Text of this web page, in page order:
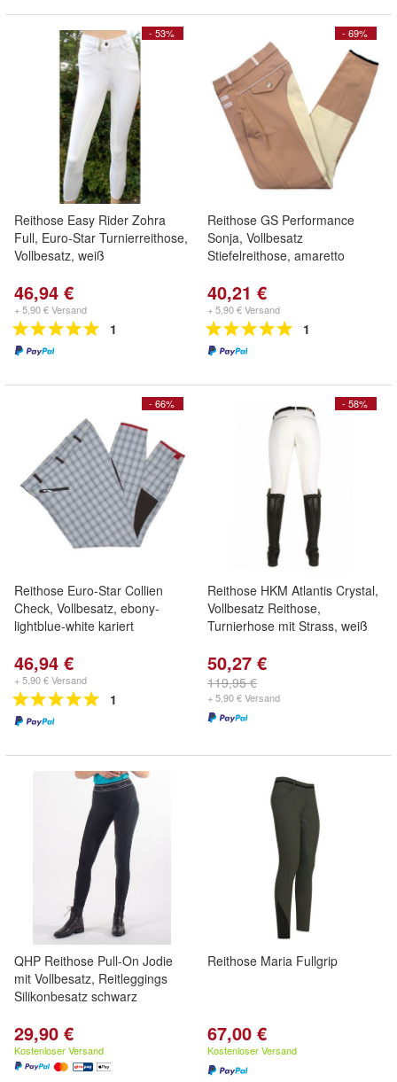
- 53%
Reithose Easy Rider Zohra
Full, Euro-Star Turnierreithose,
Vollbesatz, weiß
46,94 €
+ 5,90 € Versand
1
- 69%
Reithose GS Performance
Sonja, Vollbesatz
Stiefelreithose, amaretto
40,21 €
+ 5,90 € Versand
1
- 66%
Reithose Euro-Star Collien
Check, Vollbesatz, ebony-
lightblue-white kariert
46,94 €
+ 5,90 € Versand
1
- 58%
Reithose HKM Atlantis Crystal,
Vollbesatz Reithose,
Turnierhose mit Strass, weiß
50,27 €
119,95 €
+ 5,90 € Versand
QHP Reithose Pull-On Jodie
mit Vollbesatz, Reitleggings
Silikonbesatz schwarz
29,90 €
Kostenloser Versand
Reithose Maria Fullgrip
67,00 €
Kostenloser Versand